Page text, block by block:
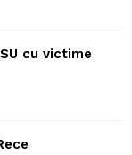
cu victime